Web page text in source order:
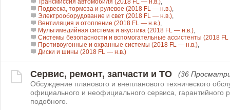
Трансмиссия автомобиля (2018 FL — н.в.),
Подвеска, тормоза и рулевое (2018 FL — н.в.),
Электрооборудование и свет (2018 FL — н.в.),
Вентиляция и отопление (2018 FL — н.в.),
Мультимедийная система и акустика (2018 FL — н.в.),
Системы безопасности и вспомогательные ассистенты (2018
Противоугонные и охранные системы (2018 FL — н.в.),
Диски и шины (2018 FL — н.в.)
Сервис, ремонт, запчасти и ТО
(36
Обсуждение планового и внепланового технического
официального и неофициального сервиса, гарантийного
подобного.